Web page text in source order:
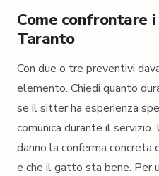
Come confrontare
Taranto
Con due o tre preventivi
elemento. Chiedi quanto
se il sitter ha esperienza
comunica durante il
danno la conferma concreta
e che il gatto sta bene. Per